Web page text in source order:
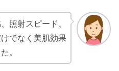
照射スピード、
でなく美肌効果
。